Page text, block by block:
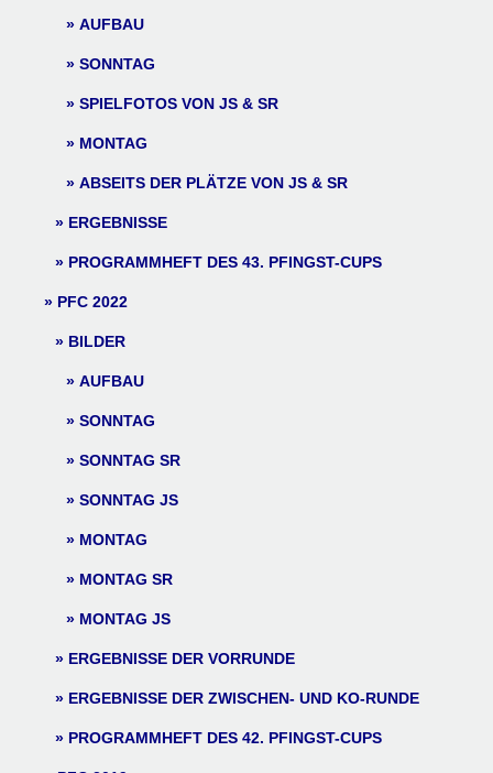
AUFBAU
SONNTAG
SPIELFOTOS VON JS & SR
MONTAG
ABSEITS DER PLÄTZE VON JS & SR
ERGEBNISSE
PROGRAMMHEFT DES 43. PFINGST-CUPS
PFC 2022
BILDER
AUFBAU
SONNTAG
SONNTAG SR
SONNTAG JS
MONTAG
MONTAG SR
MONTAG JS
ERGEBNISSE DER VORRUNDE
ERGEBNISSE DER ZWISCHEN- UND KO-RUNDE
PROGRAMMHEFT DES 42. PFINGST-CUPS